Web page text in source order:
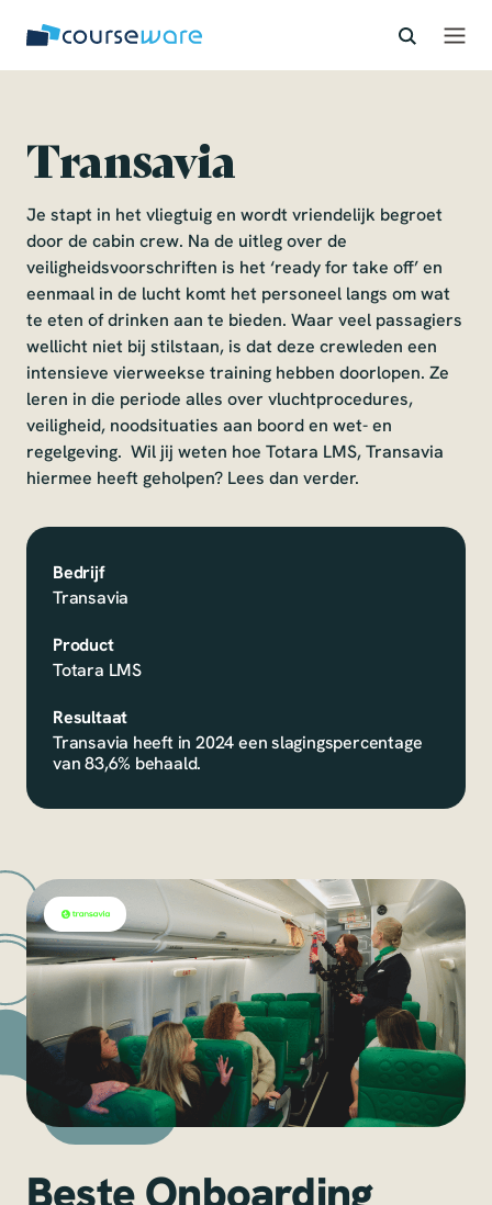
Transavia
Je stapt in het vliegtuig en wordt vriendelijk begroet
door de cabin crew. Na de uitleg over de
veiligheidsvoorschriften is het ‘ready for take off’ en
eenmaal in de lucht komt het personeel langs om wat
te eten of drinken aan te bieden. Waar veel passagiers
wellicht niet bij stilstaan, is dat deze crewleden een
intensieve vierweekse training hebben doorlopen. Ze
leren in die periode alles over vluchtprocedures,
veiligheid, noodsituaties aan boord en wet- en
regelgeving. Wil jij weten hoe Totara LMS, Transavia
hiermee heeft geholpen? Lees dan verder.
Bedrijf
Transavia
Product
Totara LMS
Resultaat
Transavia heeft in 2024 een slagingspercentage
van 83,6% behaald.
Beste Onboarding